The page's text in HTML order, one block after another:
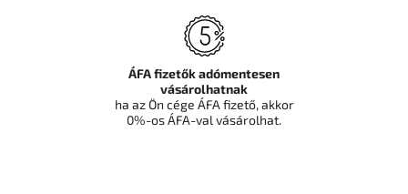
ÁFA fizetők adómentesen
vásárolhatnak
ha az Ön cége ÁFA fizető, akkor
0%-os ÁFA-val vásárolhat.